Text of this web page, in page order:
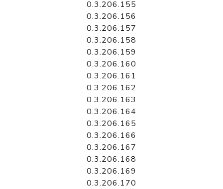
0.3.206.155
0.3.206.156
0.3.206.157
0.3.206.158
0.3.206.159
0.3.206.160
0.3.206.161
0.3.206.162
0.3.206.163
0.3.206.164
0.3.206.165
0.3.206.166
0.3.206.167
0.3.206.168
0.3.206.169
0.3.206.170